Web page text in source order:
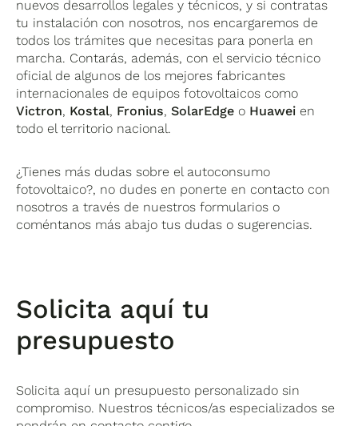
nuevos desarrollos legales y técnicos, y si contratas
tu instalación con nosotros, nos encargaremos de
todos los trámites que necesitas para ponerla en
marcha. Contarás, además, con el servicio técnico
oficial de algunos de los mejores fabricantes
internacionales de equipos fotovoltaicos como
Victron, Kostal, Fronius,SolarEdge o Huawei en
todo el territorio nacional.
¿Tienes más dudas sobre el autoconsumo
fotovoltaico?, no dudes en ponerte en contacto con
nosotros a través de nuestros formularios o
coméntanos más abajo tus dudas o sugerencias.
Solicita aquí tu
presupuesto
Solicita aquí un presupuesto personalizado sin
compromiso. Nuestros técnicos/as especializados se